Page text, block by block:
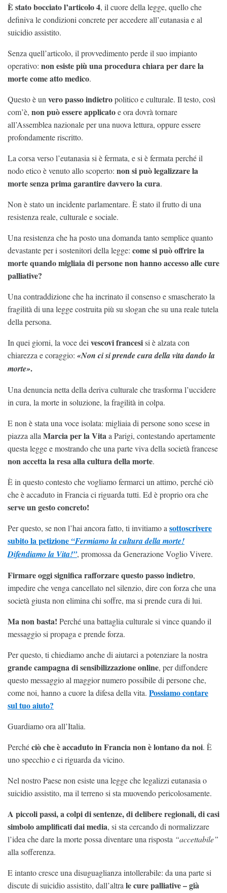
È stato bocciatol’articolo 4, il cuore della legge, quello che
definiva lecondizioni concrete per accedere all’eutanasia e al
suicidio assistito.
Senza quell’articolo, il provvedimento perde il suo impianto
operativo: non esiste più una procedura chiara per dare la
morte come atto medico.
Questo è un vero passo indietropolitico e culturale. Il testo, così
com’è, non può essere applicatoe ora dovrà tornare
all’Assemblea nazionale per una nuova lettura, oppure essere
profondamente riscritto.
La corsa verso l’eutanasia si è fermata, e si è fermata perché il
nodo etico è venuto allo scoperto: non si può legalizzare la
morte senza prima garantire davvero la cura.
Non è stato un incidente parlamentare. È stato il frutto di una
resistenza reale, culturale e sociale.
Una resistenza che ha posto una domanda tanto semplice quanto
devastante per i sostenitori della legge: come si può offrire la
morte quando migliaia di persone non hanno accesso alle cure
palliative?
Una contraddizione che ha incrinato il consenso e smascherato la
fragilità di una legge costruita più su slogan che su una reale tutela
della persona.
In quei giorni, la voce dei vescovi francesisi è alzata con
chiarezza e coraggio: «Non ci si prende cura della vita dando la
morte».
Una denuncia netta della deriva culturale che trasforma l’uccidere
in cura, la morte in soluzione, la fragilità in colpa.
E non è stata una voce isolata: migliaia di persone sono scese in
piazza alla Marcia per la Vitaa Parigi, contestando apertamente
questa legge e mostrando che una parte viva della società francese
non accetta la resa alla cultura della morte.
È in questo contesto che vogliamo fermarci un attimo, perché ciò
che è accaduto in Francia ci riguarda tutti. Ed è proprio ora che
serve un gesto concreto!
Per questo, se non l’hai ancora fatto, ti invitiamo a sottoscrivere
subitola petizione “Fermiamo la cultura della morte!
Difendiamo la Vita!”, promossa da Generazione Voglio Vivere.
Firmare oggi significa rafforzare questo passo indietro,
impedire che venga cancellato nel silenzio, dire con forza che una
società giusta non elimina chi soffre, ma si prende cura di lui.
Ma non basta! Perché una battaglia culturale si vince quando il
messaggio si propaga e prende forza.
Per questo, ti chiediamo anche di aiutarci a potenziare la nostra
grande campagna di sensibilizzazione online, per diffondere
questo messaggio al maggior numero possibile di persone che,
come noi, hanno a cuore la difesa della vita. Possiamo contare
sul tuo aiuto?
Guardiamo ora all’Italia.
Perchéciò che è accaduto in Francia non è lontano da noi. È
uno specchio e ci riguarda da vicino.
Nel nostro Paese non esiste una legge che legalizzi eutanasia o
suicidio assistito, ma il terreno si sta muovendo pericolosamente.
A piccoli passi, a colpi di sentenze, di delibere regionali, di casi
simbolo amplificati dai media, si sta cercando di normalizzare
l’idea che dare la morte possa diventare una risposta “accettabile”
alla sofferenza.
E intanto cresce una disuguaglianza intollerabile: da una parte si
discute di suicidio assistito, dall’altra le cure palliative – già